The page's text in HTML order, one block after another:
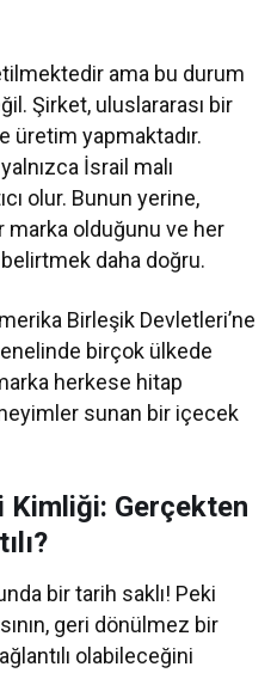
ama bu durum
Şirket, uluslararası bir
üretim yapmaktadır.
yalnızca İsrail malı
olur. Bunun yerine,
marka olduğunu ve her
daha doğru.
Birleşik Devletleri’ne
birçok ülkede
herkese hitap
sunan bir içecek
Kimliği: Gerçekten
bir tarih saklı! Peki
geri dönülmez bir
olabileceğini